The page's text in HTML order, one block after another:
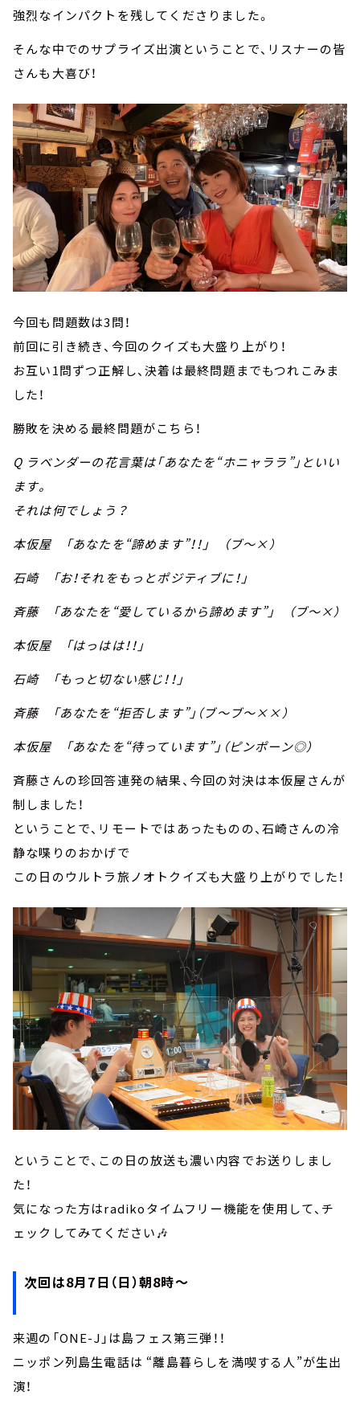
強烈なインパクトを残してくださりました。
そんな中でのサプライズ出演ということで、リスナーの皆
さんも大喜び！
今回も問題数は3問！
前回に引き続き、今回のクイズも大盛り上がり！
お互い1問ずつ正解し、決着は最終問題までもつれこみま
した！
勝敗を決める最終問題がこちら！
Q ラベンダーの花言葉は「あなたを“ホニャララ”」といい
ます。
それは何でしょう？
本仮屋 「あなたを“諦めます”！！」 （ブ～×）
石崎 「お！それをもっとポジティブに！」
斉藤 「あなたを“愛しているから諦めます”」 （ブ～×）
本仮屋 「はっはは！！」
石崎 「もっと切ない感じ！！」
斉藤 「あなたを“拒否します”」（ブ～ブ～××）
本仮屋 「あなたを“待っています”」（ピンポーン◎）
斉藤さんの珍回答連発の結果、今回の対決は本仮屋さんが
制しました！
ということで、リモートではあったものの、石崎さんの冷
静な喋りのおかげで
この日のウルトラ旅ノオトクイズも大盛り上がりでした！
ということで、この日の放送も濃い内容でお送りしまし
た！
気になった方はradikoタイムフリー機能を使用して、チ
ェックしてみてください🎶
次回は8月7日（日）朝8時～
来週の「ONE-J」は島フェス第三弾！！
ニッポン列島生電話は “離島暮らしを満喫する人”が生出
演！